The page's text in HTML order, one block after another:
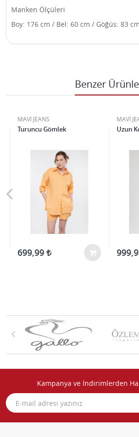
Manken Ölçüleri
Boy: 176 cm / Bel: 60 cm / Göğüs: 83
Benzer
MAVİ JEANS
Turuncu Gömlek
699,99
MAVİ
Uzun
Kampanya ve İndirimlerden